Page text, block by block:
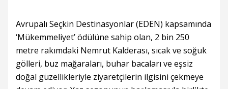
Avrupalı Seçkin Destinasyonlar (EDEN) kapsamında
‘Mükemmeliyet’ ödülüne sahip olan, 2 bin 250
metre rakımdaki Nemrut Kalderası, sıcak ve soğuk
gölleri, buz mağaraları, buhar bacaları ve eşsiz
doğal güzellikleriyle ziyaretçilerin ilgisini çekmeye